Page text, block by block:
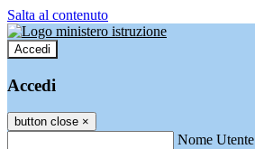
Salta al contenuto
Accedi
Accedi
button close ×
Nome Utente